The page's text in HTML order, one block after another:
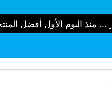
منذ اليوم الأول أفضل